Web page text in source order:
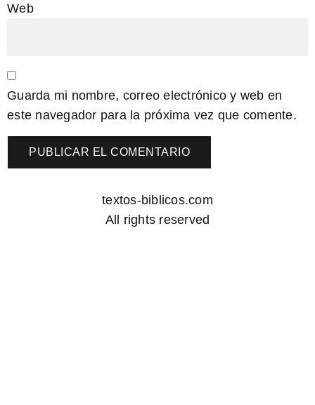
Web
Guarda mi nombre, correo electrónico y web en
este navegador para la próxima vez que comente.
textos-biblicos.com
All rights reserved